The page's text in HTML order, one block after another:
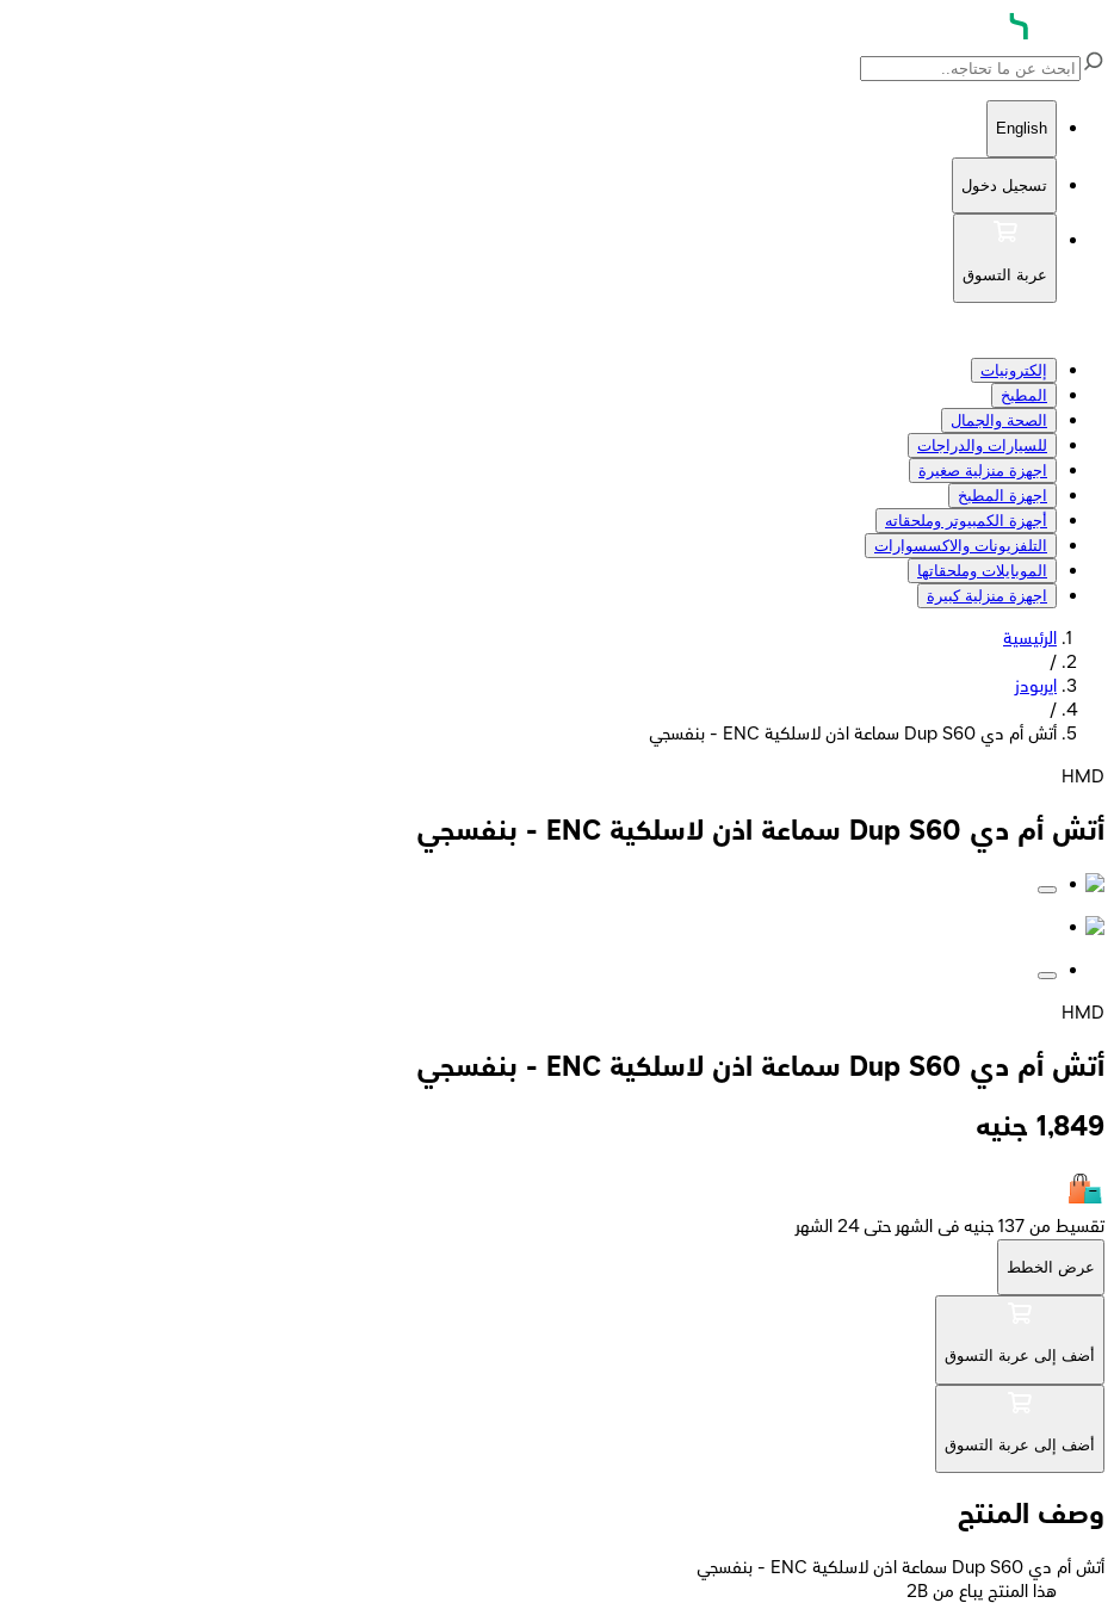
English
تسجيل دخول
عربة التسوق
إلكترونيات
المطبخ
الصحة والجمال
للسيارات والدراجات
اجهزة منزلية صغيرة
اجهزة المطبخ
أجهزة الكمبيوتر وملحقاته
التلفزيونات والاكسسوارات
الموبايلات وملحقاتها
اجهزة منزلية كبيرة
الرئيسية
/
ايربودز
/
أتش أم دي Dup S60 سماعة اذن لاسلكية ENC - بنفسجي
HMD
أتش أم دي Dup S60 سماعة اذن لاسلكية ENC - بنفسجي
HMD
أتش أم دي Dup S60 سماعة اذن لاسلكية ENC - بنفسجي
1,849 جنيه
تقسيط من 137 جنيه فى الشهر حتى 24 الشهر
عرض الخطط
أضف إلى عربة التسوق
أضف إلى عربة التسوق
وصف المنتج
أتش أم دي Dup S60 سماعة اذن لاسلكية ENC - بنفسجي
2B هذا المنتج يباع من